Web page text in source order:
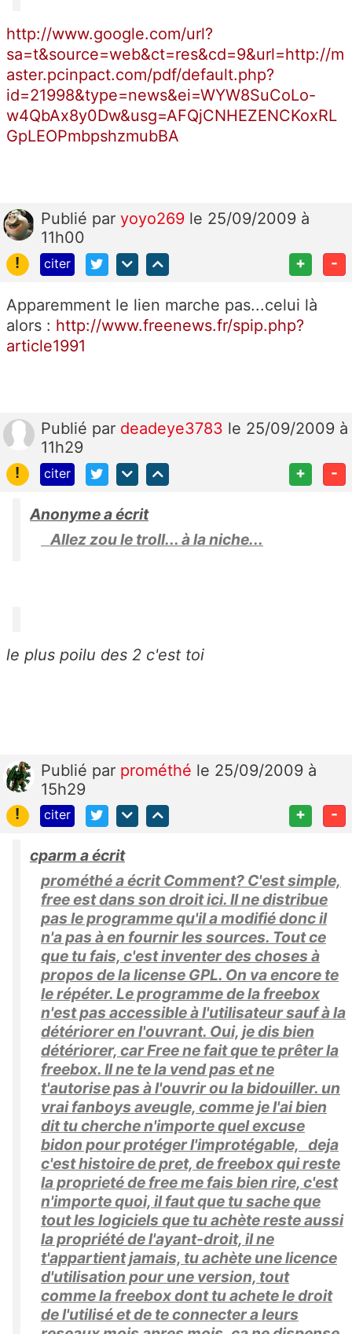
http://www.google.com/url?
sa=t&source=web&ct=res&cd=9&url=http://m
aster.pcinpact.com/pdf/default.php?
id=21998&type=news&ei=WYW8SuCoLo-
w4QbAx8y0Dw&usg=AFQjCNHEZENCKoxRL
GpLEOPmbpshzmubBA
Publié par yoyo269 le 25/09/2009 à
11h00
!
citer + -
Apparemment le lien marche pas...celui là
alors : http://www.freenews.fr/spip.php?
article1991
Publié par deadeye3783 le 25/09/2009 à
11h29
!
citer + -
Anonyme a écrit
Allez zou le troll... à la niche...
le plus poilu des 2 c'est toi
Publié par prométhé le 25/09/2009 à
15h29
!
citer + -
cparm a écrit
prométhé a écrit Comment? C'est simple,
free est dans son droit ici. Il ne distribue
pas le programme qu'il a modifié donc il
n'a pas à en fournir les sources. Tout ce
que tu fais, c'est inventer des choses à
propos de la license GPL. On va encore te
le répéter. Le programme de la freebox
n'est pas accessible à l'utilisateur sauf à la
détériorer en l'ouvrant. Oui, je dis bien
détériorer, car Free ne fait que te prêter la
freebox. Il ne te la vend pas et ne
t'autorise pas à l'ouvrir ou la bidouiller. un
vrai fanboys aveugle, comme je l'ai bien
dit tu cherche n'importe quel excuse
bidon pour protéger l'improtégable, deja
c'est histoire de pret, de freebox qui reste
la proprieté de free me fais bien rire, c'est
n'importe quoi, il faut que tu sache que
tout les logiciels que tu achète reste aussi
la propriété de l'ayant-droit, il ne
t'appartient jamais, tu achète une licence
d'utilisation pour une version, tout
comme la freebox dont tu achete le droit
de l'utilisé et de te connecter a leurs